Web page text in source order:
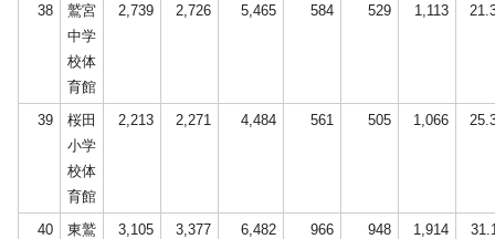
38
鷲宮
中学
校体
育館
2,739 2,726 5,465 584 529 1,113
39
桜田
小学
校体
育館
2,213 2,271 4,484 561 505 1,066
40
東鷲
3,105 3,377 6,482 966 948 1,914